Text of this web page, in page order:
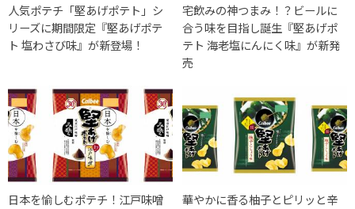
人気ポテチ「堅あげポテト」シ
リーズに期間限定『堅あげポテ
ト 塩わさび味』が新登場！
宅飲みの神つまみ！？ビールに
合う味を目指し誕生『堅あげポ
テト 海老塩にんにく味』が新発
売
日本を愉しむポテチ！江戸味噌
華やかに香る柚子とピリッと辛